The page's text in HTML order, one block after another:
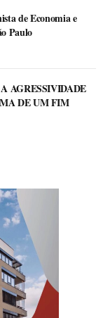
de Economia e
Paulo
AGRESSIVIDADE
DE UM FIM